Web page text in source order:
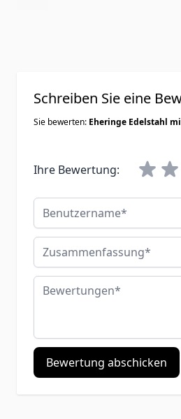
Schreiben Sie eine
Sie bewerten: Eheringe Edelstahl
Ihre Bewertung:
Benutzername
Zusammenfassung
Bewertungen
Bewertung abschicken